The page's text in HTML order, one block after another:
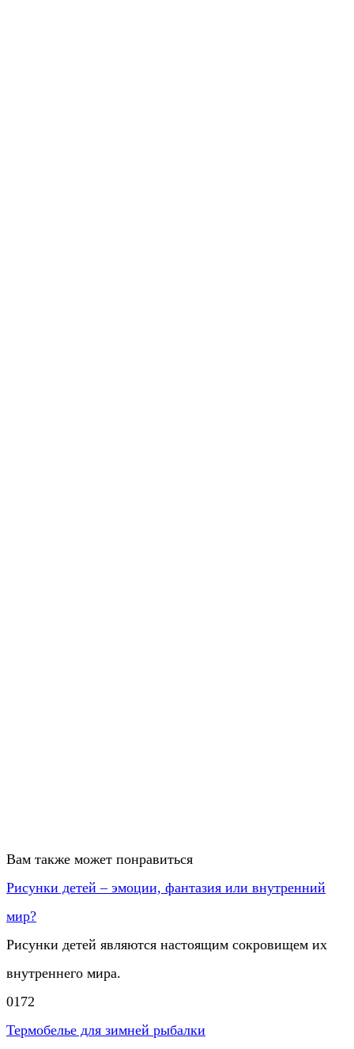
Вам также может понравиться
Рисунки детей – эмоции, фантазия или внутренний
мир?
Рисунки детей являются настоящим сокровищем их
внутреннего мира.
0172
Термобелье для зимней рыбалки